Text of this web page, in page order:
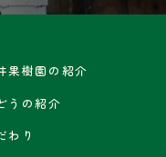
果樹園の紹介
うの紹介
わり